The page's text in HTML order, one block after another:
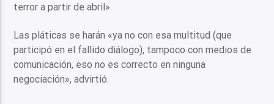
terror a partir de abril».
Las pláticas se harán «ya no con esa multitud (que
participó en el fallido diálogo), tampoco con medios de
comunicación, eso no es correcto en ninguna
negociación», advirtió.